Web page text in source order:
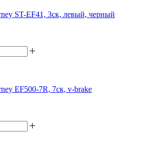
ST-EF41, 3ск, левый, черный
EF500-7R, 7ск, v-brake